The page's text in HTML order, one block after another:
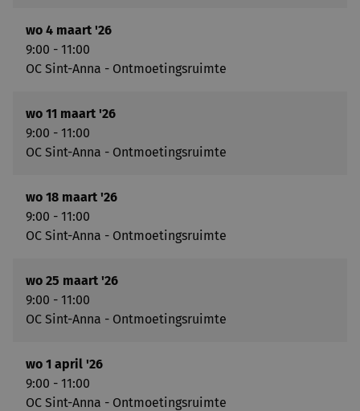
wo 4 maart '26
9:00 - 11:00
OC Sint-Anna - Ontmoetingsruimte
wo 11 maart '26
9:00 - 11:00
OC Sint-Anna - Ontmoetingsruimte
wo 18 maart '26
9:00 - 11:00
OC Sint-Anna - Ontmoetingsruimte
wo 25 maart '26
9:00 - 11:00
OC Sint-Anna - Ontmoetingsruimte
wo 1 april '26
9:00 - 11:00
OC Sint-Anna - Ontmoetingsruimte